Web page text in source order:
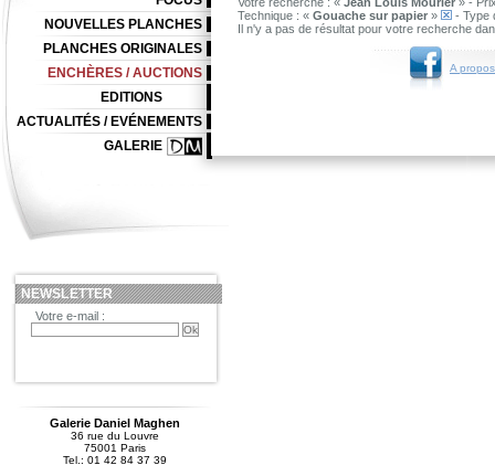
Technique : « Gouache sur papier »
- Type
Il n'y a pas de résultat pour votre recherche
A
NOUVELLES PLANCHES
PLANCHES ORIGINALES
ENCHÈRES / AUCTIONS
EDITIONS
ACTUALITÉS / EVÉNEMENTS
GALERIE
NEWSLETTER
Votre e-mail :
Galerie Daniel Maghen
36 rue du Louvre
75001 Paris
Tel.: 01 42 84 37 39